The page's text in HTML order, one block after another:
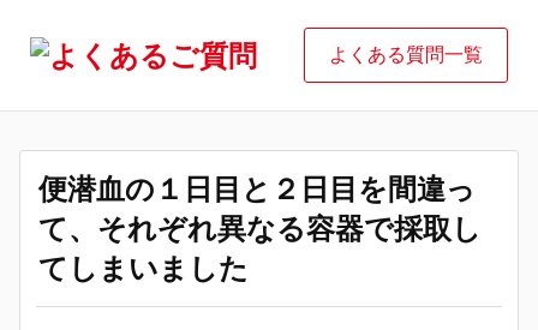
よくある質問一覧
便潜血の１日目と２日目を間違っ
て、それぞれ異なる容器で採取し
てしまいました